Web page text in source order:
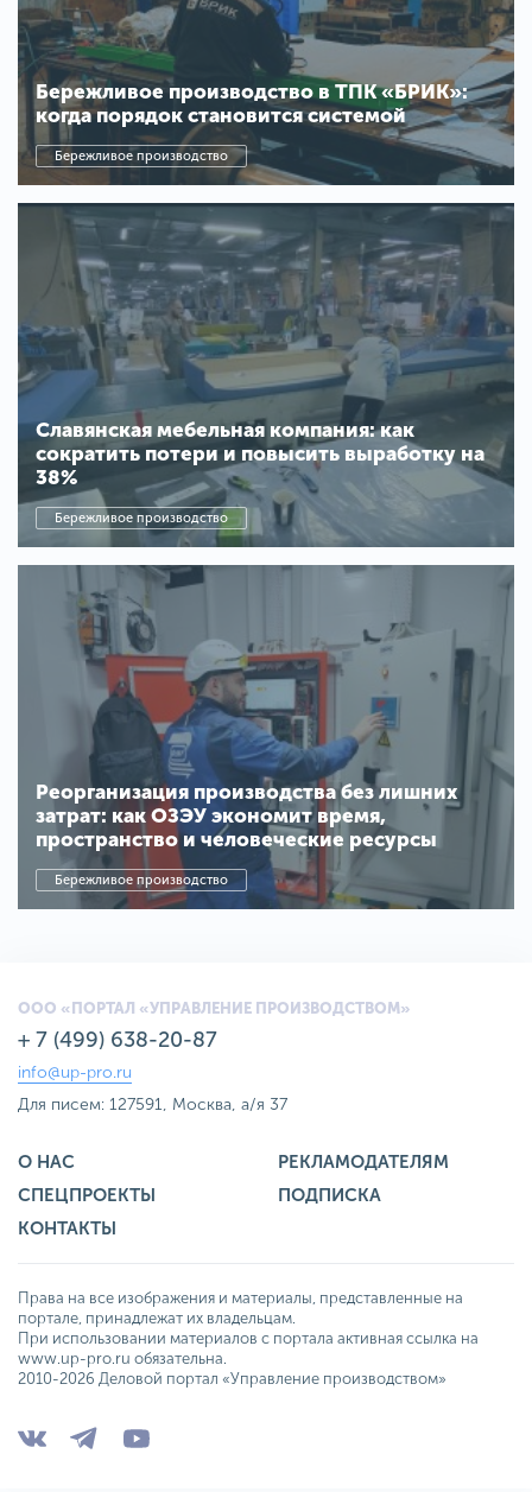
Бережливое производство в ТПК «БРИК»:
когда порядок становится системой
Бережливое производство
Славянская мебельная компания: как
сократить потери и повысить выработку на
38%
Бережливое производство
Реорганизация производства без лишних
затрат: как ОЗЭУ экономит время,
пространство и человеческие ресурсы
Бережливое производство
ООО «ПОРТАЛ «УПРАВЛЕНИЕ ПРОИЗВОДСТВОМ»
+ 7 (499) 638-20-87
info@up-pro.ru
Для писем: 127591, Москва, а/я 37
О НАС
РЕКЛАМОДАТЕЛЯМ
СПЕЦПРОЕКТЫ
ПОДПИСКА
КОНТАКТЫ
Права на все изображения и материалы, представленные на
портале, принадлежат их владельцам.
При использовании материалов с портала активная ссылка на
www.up-pro.ru обязательна.
2010-2026 Деловой портал «Управление производством»